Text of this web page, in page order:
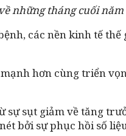
những tháng cuối
các nền kinh tế
hơn cùng triển
sự sụt giảm về tăng
bởi sự phục hồi số